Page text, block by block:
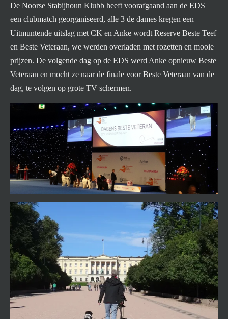
De Noorse Stabijhoun Klubb heeft voorafgaand aan de EDS
een clubmatch georganiseerd, alle 3 de dames kregen een
Uitmuntende uitslag met CK en Anke wordt Reserve Beste Teef
en Beste Veteraan, we werden overladen met rozetten en mooie
prijzen. De volgende dag op de EDS werd Anke opnieuw Beste
Veteraan en mocht ze naar de finale voor Beste Veteraan van de
dag, te volgen op grote TV schermen.